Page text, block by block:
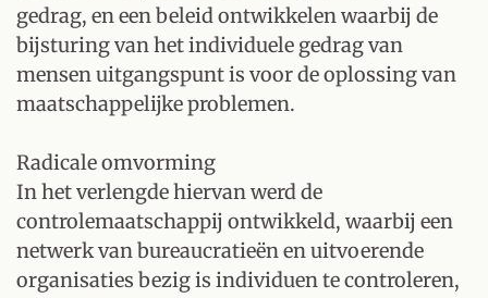
gedrag, en een beleid ontwikkelen waarbij de
bijsturing van het individuele gedrag van
mensen uitgangspunt is voor de oplossing van
maatschappelijke problemen.
Radicale omvorming
In het verlengde hiervan werd de
controlemaatschappij ontwikkeld, waarbij een
netwerk van bureaucratieën en uitvoerende
organisaties bezig is individuen te controleren,